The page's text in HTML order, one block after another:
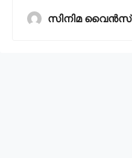
സിനിമ വൈൻസ്